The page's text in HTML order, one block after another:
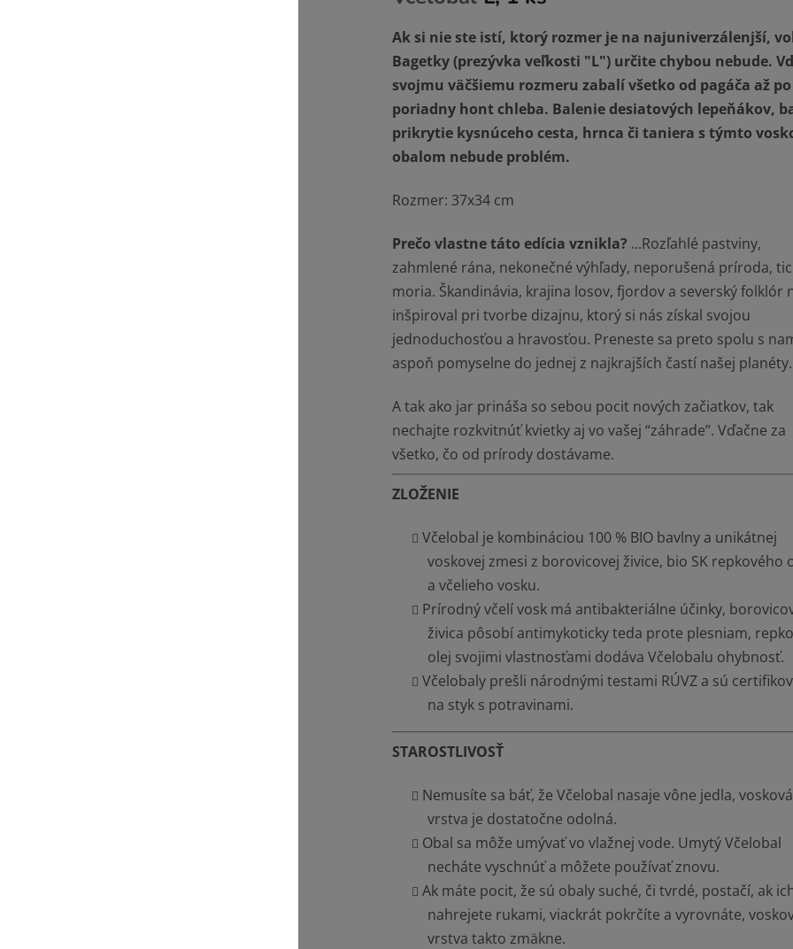
Ak si nie ste istí, ktorý rozmer je na najuniverzálenjší,
Bagetky (prezývka veľkosti "L") určite chybou nebude.
svojmu väčšiemu rozmeru zabalí všetko od pagáča až po
poriadny hont chleba. Balenie desiatových lepeňákov,
prikrytie kysnúceho cesta, hrnca či taniera s týmto
obalom nebude problém.
Rozmer: 37x34 cm
Prečo vlastne táto edícia vznikla? ...Rozľahlé pastviny,
zahmlené rána, nekonečné výhľady, neporušená príroda,
moria. Škandinávia, krajina losov, fjordov a severský folklór
inšpiroval pri tvorbe dizajnu, ktorý si nás získal svojou
jednoduchosťou a hravosťou. Preneste sa preto spolu s
aspoň pomyselne do jednej z najkrajších častí našej planéty.
A tak ako jar prináša so sebou pocit nových začiatkov, tak
nechajte rozkvitnúť kvietky aj vo vašej “záhrade”. Vďačne za
všetko, čo od prírody dostávame.
ZLOŽENIE
Včelobal je kombináciou 100 % BIO bavlny a unikátnej
voskovej zmesi z borovicovej živice, bio SK repkového
a včelieho vosku.
Prírodný včelí vosk má antibakteriálne účinky,
živica pôsobí antimykoticky teda prote plesniam,
olej svojimi vlastnosťami dodáva Včelobalu ohybnosť.
Včelobaly prešli národnými testami RÚVZ a sú
na styk s potravinami.
STAROSTLIVOSŤ
Nemusíte sa báť, že Včelobal nasaje vône jedla, vosková
vrstva je dostatočne odolná.
Obal sa môže umývať vo vlažnej vode. Umytý Včelobal
necháte vyschnúť a môžete používať znovu.
Ak máte pocit, že sú obaly suché, či tvrdé, postačí, ak
nahrejete rukami, viackrát pokrčíte a vyrovnáte,
vrstva takto zmäkne.